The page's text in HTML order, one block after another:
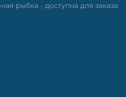
рыбка - доступна для заказа